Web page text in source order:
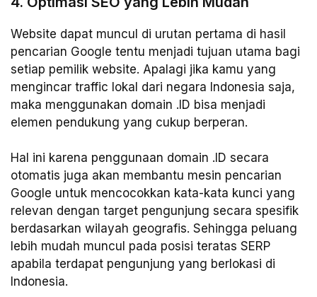
Website dapat muncul di urutan pertama di hasil
pencarian Google tentu menjadi tujuan utama bagi
setiap pemilik website. Apalagi jika kamu yang
mengincar traffic lokal dari negara Indonesia saja,
maka menggunakan domain .ID bisa menjadi
elemen pendukung yang cukup berperan.
Hal ini karena penggunaan domain .ID secara
otomatis juga akan membantu mesin pencarian
Google untuk mencocokkan kata-kata kunci yang
relevan dengan target pengunjung secara spesifik
berdasarkan wilayah geografis. Sehingga peluang
lebih mudah muncul pada posisi teratas SERP
apabila terdapat pengunjung yang berlokasi di
Indonesia.